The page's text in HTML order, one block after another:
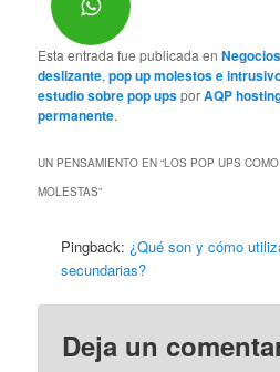
Esta entrada fue publicada en
deslizante,pop up molestos e
estudio sobre pop upsporAQP
permanente.
UN PENSAMIENTO EN “LOS POP UPS
MOLESTAS”
Pingback: ¿Qué son y cómo
secundarias?
Deja un